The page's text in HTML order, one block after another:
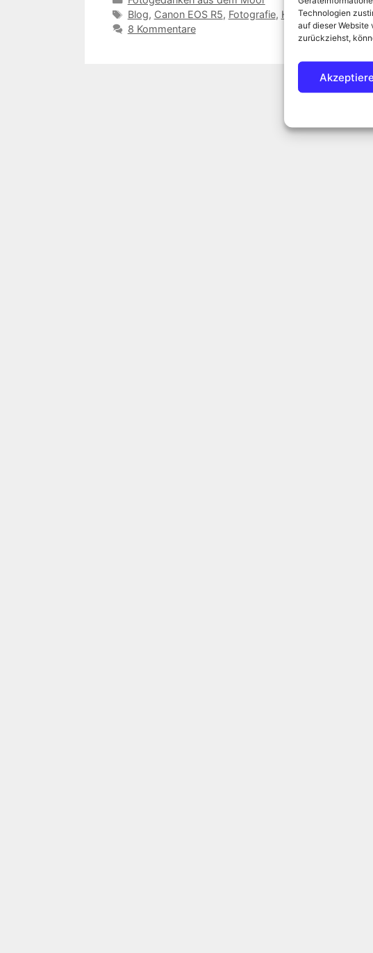
Technologien
auf dieser Website
zurückziehst,
Schlagwörter
Blog, Canon EOS R5, Fotografie, Hagen im
8 Kommentare